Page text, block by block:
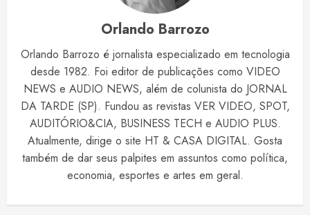
Orlando Barrozo
Orlando Barrozo é jornalista especializado em tecnologia
desde 1982. Foi editor de publicações como VIDEO
NEWS e AUDIO NEWS, além de colunista do JORNAL
DA TARDE (SP). Fundou as revistas VER VIDEO, SPOT,
AUDITÓRIO&CIA, BUSINESS TECH e AUDIO PLUS.
Atualmente, dirige o site HT & CASA DIGITAL. Gosta
também de dar seus palpites em assuntos como política,
economia, esportes e artes em geral.